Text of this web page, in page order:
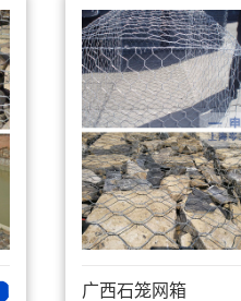
广西石笼网箱